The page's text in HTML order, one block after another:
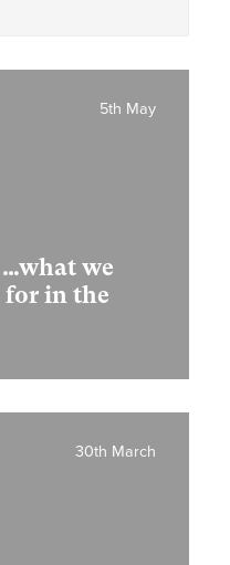
we
for in the
5th May
30th March